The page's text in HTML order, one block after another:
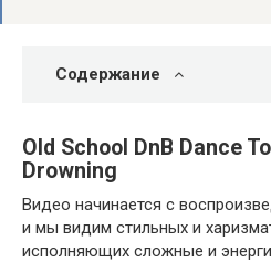
Содержание
Old School DnB Dance
Drowning
Видео начинается с
и мы видим стильных и
исполняющих сложные и